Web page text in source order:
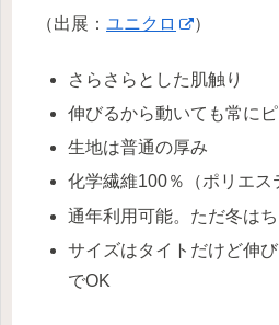
（出展： ユニクロ ）
さらさらとした肌触り
伸びるから動いても常にピ
生地は普通の厚み
化学繊維100％（ポリエス
通年利用可能。ただ冬は
サイズはタイトだけど伸
でOK